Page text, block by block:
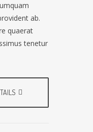
ab.
quaerat
tenetur